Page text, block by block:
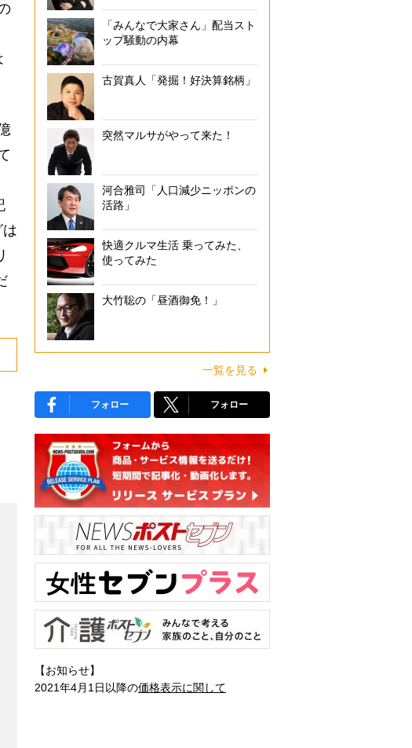
「みんなで大家さん」配当スト
ップ騒動の内幕
古賀真人「発掘！好決算銘柄」
突然マルサがやって来た！
河合雅司「人口減少ニッポンの
活路」
快適クルマ生活 乗ってみた、
使ってみた
大竹聡の「昼酒御免！」
一覧を見る
フォロー フォロー
【お知らせ】
2021年4月1日以降の価格表示に関して